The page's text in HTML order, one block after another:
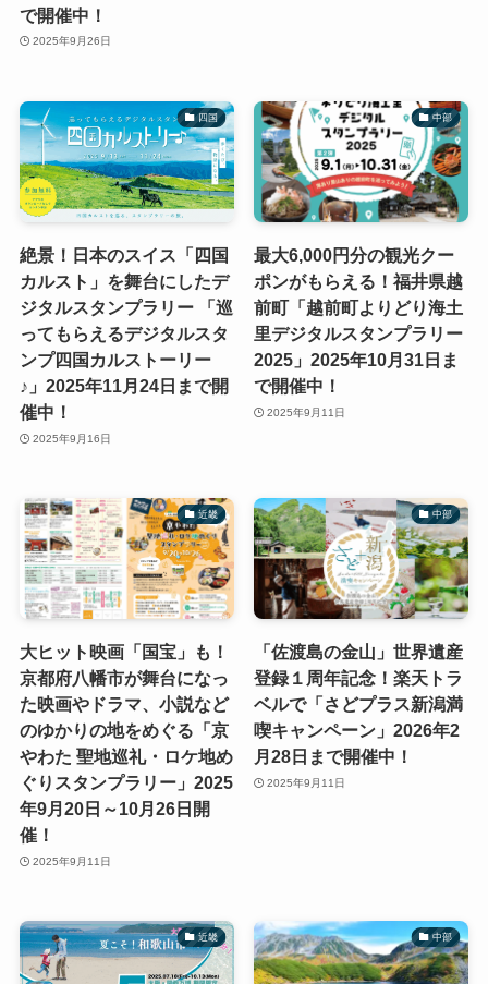
で開催中！
2025年9月26日
四国
絶景！日本のスイス「四国
カルスト」を舞台にしたデ
ジタルスタンプラリー 「巡
ってもらえるデジタルスタ
ンプ四国カルストーリー
♪」2025年11月24日まで開
催中！
2025年9月16日
中部
最大6,000円分の観光クー
ポンがもらえる！福井県越
前町「越前町よりどり海土
里デジタルスタンプラリー
2025」2025年10月31日ま
で開催中！
2025年9月11日
近畿
大ヒット映画「国宝」も！
京都府八幡市が舞台になっ
た映画やドラマ、小説など
のゆかりの地をめぐる「京
やわた 聖地巡礼・ロケ地め
ぐりスタンプラリー」2025
年9月20日～10月26日開
催！
2025年9月11日
中部
「佐渡島の金山」世界遺産
登録１周年記念！楽天トラ
ベルで「さどプラス新潟満
喫キャンペーン」2026年2
月28日まで開催中！
2025年9月11日
近畿 中部